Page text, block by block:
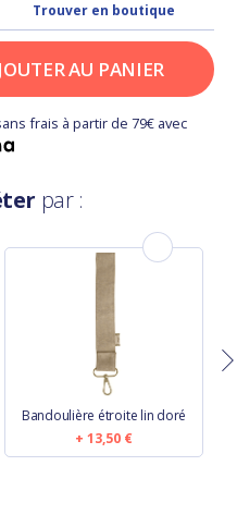
Trouver en boutique
AU PANIER
frais à partir de 79€ avec
par :
Bandoulière étroite lin doré
13,50 €